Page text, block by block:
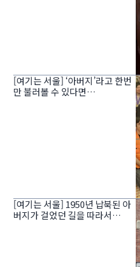
[여기는 서울] ‘아버지’라고 한번
만 불러볼 수 있다면…
[여기는 서울] 1950년 납북된 아
버지가 걸었던 길을 따라서…